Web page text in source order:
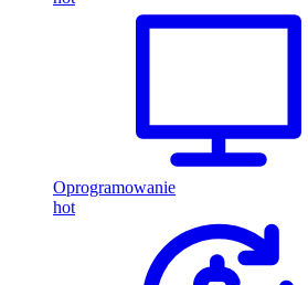
Oprogramowanie
hot